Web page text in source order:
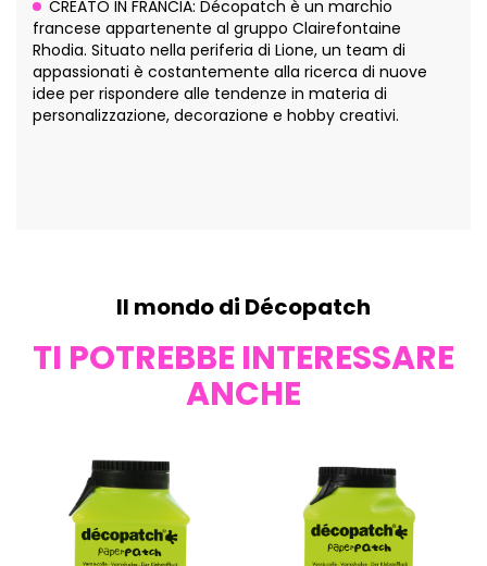
CREATO IN FRANCIA: Décopatch è un marchio
francese appartenente al gruppo Clairefontaine
Rhodia. Situato nella periferia di Lione, un team di
appassionati è costantemente alla ricerca di nuove
idee per rispondere alle tendenze in materia di
personalizzazione, decorazione e hobby creativi.
Il mondo di Décopatch
TI POTREBBE INTERESSARE
ANCHE